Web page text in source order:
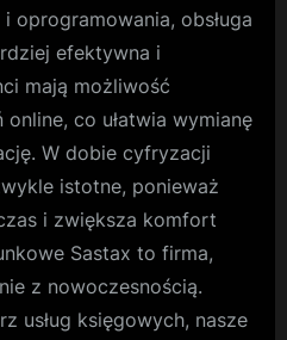
oprogramowania, obsługa
efektywna i
mają możliwość
co ułatwia wymianę
W dobie cyfryzacji
istotne, ponieważ
i zwiększa komfort
Sastax to firma,
z nowoczesnością.
usług księgowych, nasze